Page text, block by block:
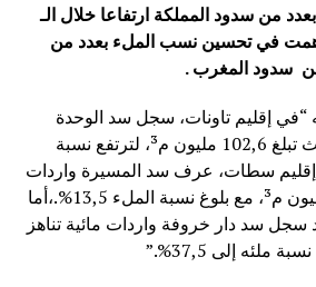
من سدود المملكة ارتفاعا خلال الـ
في تحسين نسب الملء بعدد من
سدود المغرب .
“في إقليم تاونات، سجل سد الوحدة
أعلى واردات مائية، حيث تبلغ 102,6 مليون م³، لترتفع نسبة
إقليم سطات، عرف سد المسيرة واردات
مائية تصل إلى 18,4 مليون م³، مع بلوغ نسبة الملء 13,5%.،أما
سجل سد دار خروفة واردات مائية تناهز